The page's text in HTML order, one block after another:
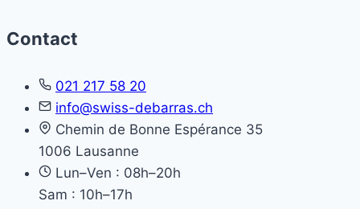
Contact
021 217 58 20
info@swiss-debarras.ch
Chemin de Bonne Espérance 35
1006 Lausanne
Lun–Ven : 08h–20h
Sam : 10h–17h